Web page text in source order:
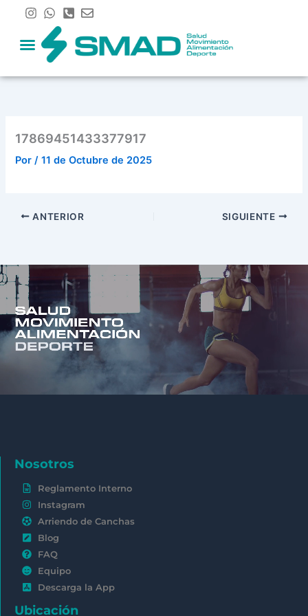
contenido
17869451433377917
Por/11 de Octubre de 2025
ANTERIOR SIGUIENTE
Nosotros
Reglamento Interno
Instagram
Arriendo de Canchas
Blog
FAQ
Equipo
Descarga la App
Ubicación